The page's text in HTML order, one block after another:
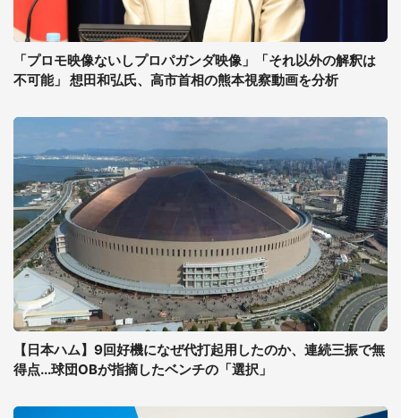
「プロモ映像ないしプロパガンダ映像」「それ以外の解釈は
不可能」 想田和弘氏、高市首相の熊本視察動画を分析
【日本ハム】9回好機になぜ代打起用したのか、連続三振で無
得点...球団OBが指摘したベンチの「選択」